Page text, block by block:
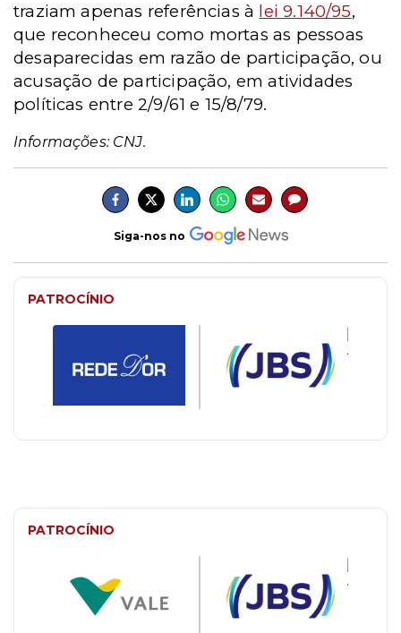
traziam apenas referências à lei 9.140/95,
que reconheceu como mortas as pessoas
desaparecidas em razão de participação, ou
acusação de participação, em atividades
políticas entre 2/9/61 e 15/8/79.
Informações: CNJ.
Siga-nos no
PATROCÍNIO
PATROCÍNIO